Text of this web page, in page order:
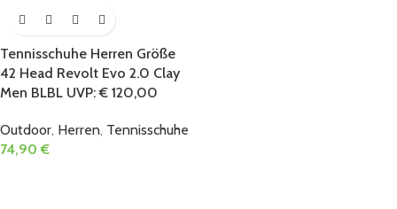
Tennisschuhe Herren Größe
42 Head Revolt Evo 2.0 Clay
Men BLBL UVP: € 120,00
Outdoor, Herren, Tennisschuhe
74,90€